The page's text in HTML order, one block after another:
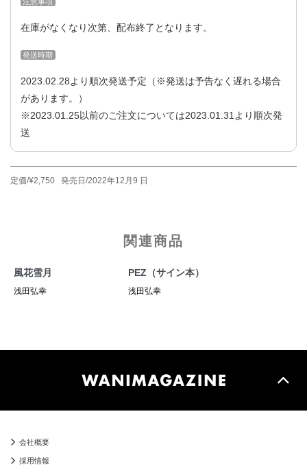
在庫がなくなり次第、配布終了となります。
発送時期
2023.02.28より順次発送予定（※発送は予告なく遅れる場合
があります。）
※2023.01.25以前のご注文については2023.01.31より順次発
送
定価/¥2,750 発売日/2022年12月9 日
関連商品
風花雪月
浅田弘幸
PEZ（サイン本）
浅田弘幸
会社概要
採用情報